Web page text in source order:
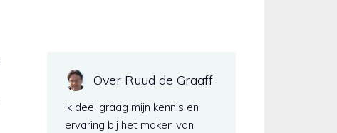
Over Ruud de Graaff
Ik deel graag mijn kennis en
ervaring bij het maken van